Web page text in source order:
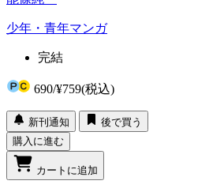
少年・青年マンガ
完結
690/¥759(税込)
新刊通知
後で買う
購入に進む
カートに追加